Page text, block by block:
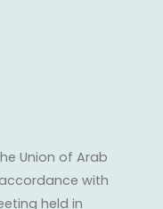
Union of Arab
with
held in